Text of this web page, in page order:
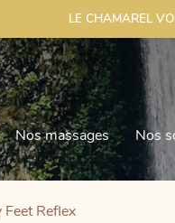
LE CHAMAREL
Nos massages Nos
Reflex